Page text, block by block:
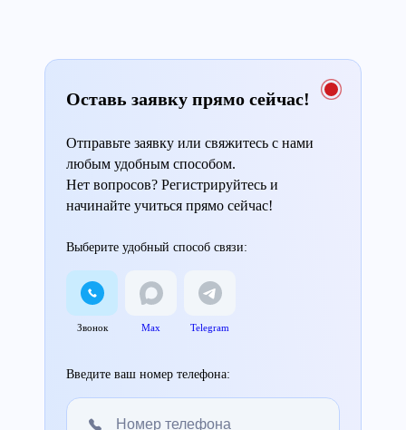
Оставь заявку прямо сейчас!
Отправьте заявку или свяжитесь с нами
любым удобным способом.
Нет вопросов? Регистрируйтесь и
начинайте учиться прямо сейчас!
Выберите удобный способ связи:
Звонок Max Telegram
Введите ваш номер телефона: